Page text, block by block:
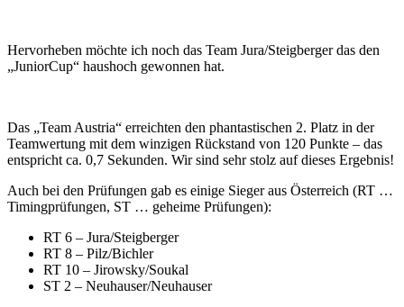
Hervorheben möchte ich noch das Team Jura/Steigberger das den
„JuniorCup“ haushoch gewonnen hat.
Das „Team Austria“ erreichten den phantastischen 2. Platz in der
Teamwertung mit dem winzigen Rückstand von 120 Punkte – das
entspricht ca. 0,7 Sekunden. Wir sind sehr stolz auf dieses Ergebnis!
Auch bei den Prüfungen gab es einige Sieger aus Österreich (RT …
Timingprüfungen, ST … geheime Prüfungen):
RT 6 – Jura/Steigberger
RT 8 – Pilz/Bichler
RT 10 – Jirowsky/Soukal
ST 2 – Neuhauser/Neuhauser